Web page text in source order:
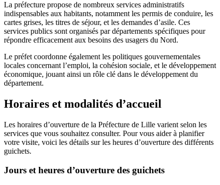
La préfecture propose de nombreux services administratifs
indispensables aux habitants, notamment les permis de conduire, les
cartes grises, les titres de séjour, et les demandes d’asile. Ces
services publics sont organisés par départements spécifiques pour
répondre efficacement aux besoins des usagers du Nord.
Le préfet coordonne également les politiques gouvernementales
locales concernant l’emploi, la cohésion sociale, et le développement
économique, jouant ainsi un rôle clé dans le développement du
département.
Horaires et modalités d’accueil
Les horaires d’ouverture de la Préfecture de Lille varient selon les
services que vous souhaitez consulter. Pour vous aider à planifier
votre visite, voici les détails sur les heures d’ouverture des différents
guichets.
Jours et heures d’ouverture des guichets